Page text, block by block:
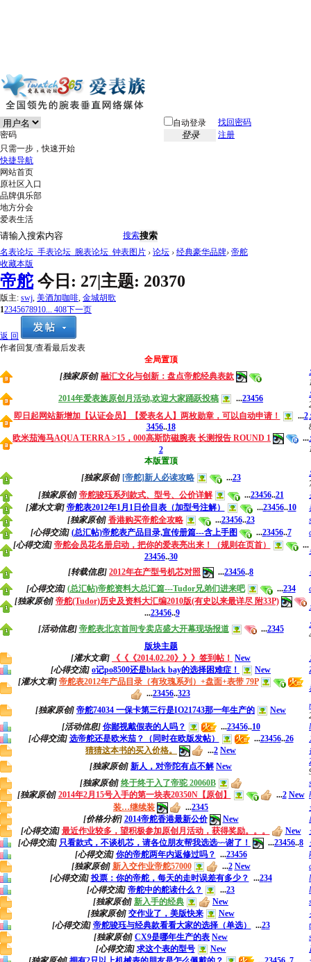
自动登录
找回密码
密码
登录
注册
只需一步，快速开始
快捷导航
网站首页
原社区入口
品牌俱乐部
地方分会
爱表生活
搜索搜索
名表论坛_手表论坛_腕表论坛_钟表图片 › 论坛 › 经典豪华品牌› 帝舵
收藏本版
帝舵 今日: 27|主题: 20370
版主: swj, 美酒加咖啡, 金城胡歌
12345678910... 408下一页
返 回
作者回复/查看最后发表
全局置顶
[独家原创] 融汇文化与创新：盘点帝舵经典表款
2014年爱表族原创月活动,欢迎大家踊跃投稿
...23456
即日起网站新增加【认证会员】【爱表名人】两枚勋章，可以自动申请！
...2
3456..18
欧米茄海马AQUA TERRA >15，000高斯防磁腕表 长测报告 ROUND 1
...
2
本版置顶
[独家原创] [帝舵]新人必读攻略 ...23
[独家原创] 帝舵骏珏系列款式、型号、公价详解 ...23456..21
[灌水文章] 帝舵表2012年1月1日价目表（加型号注解） ...23456..10
[独家原创] 香港购买帝舵全攻略 ...23456..23
[心得交流] (总汇帖)帝舵表产品目录,宣传册篇---含上手图 ...23456..7
[心得交流] 帝舵会员花名册启动，把你的爱表亮出来！（规则在页首）
...
23456..30
[转载信息] 2012年在产型号机芯对照 ...23456..8
[心得交流] (总汇帖)帝舵资料大总汇篇---Tudor兄弟们进来吧 ...234
[独家原创] 帝舵(Tudor)历史及资料大汇编2010版(有史以来最详尽 附33P)
...23456..9
[活动信息] 帝舵表北京首间专卖店盛大开幕现场报道 ...2345
版块主题
[灌水文章]
《《《2014.02.20》》》签到帖！ New
[心得交流] o记po8500还是black bay的选择困难症！ New
[灌水文章] 帝舵表2012年产品目录（有玫瑰系列）+盘面+表带 79P
...23456..323
[独家原创] 帝舵74034 一保卡第三行是IO21743那一年生产的 New
[活动信息] 你鄙视戴假表的人吗？ ...23456..10
[心得交流] 选帝舵还是欧米茄？（同时在欧版发帖） ...23456..26
猜猜这本书的买入价格。
...2 New
[独家原创] 新人，对帝陀有点不解 New
[独家原创] 终于终于入了帝驼 20060B
[独家原创] 2014年2月15号入手的第一块表20350N【原创】 ...2 New
装…继续装
...2345
[价格分析] 2014帝舵香港最新公价 New
[心得交流] 最近作业较多，望积极参加原创月活动，获得奖励。。。 New
[心得交流] 只看款式，不谈机芯，请各位朋友帮我选选~~谢了！ ...23456..8
[心得交流] 你的帝舵两年内返修过吗？ ...23456
[独家原创] 新入交作业帝舵57000 ...2 New
[心得交流] 投票：你的帝舵，每天的走时误差有多少？ ...234
[心得交流] 帝舵中的舵读什么？ ...23
[独家原创] 新入手的经典 New
[独家原创] 交作业了，美版快来 New
[心得交流] 帝舵骏珏与经典款看看大家的选择（单选） ...23
[独家原创] CX9是哪年生产的表 New
[心得交流] 求这个表的型号 New